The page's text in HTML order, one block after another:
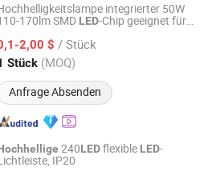
integrierter 50W
170lm SMD LED-Chip geeignet für
2,00 $ / Stück
Stück (MOQ)
Anfrage Absenden
Co., Ltd.
Seit 2021
240LEDflexible LED-
IP20